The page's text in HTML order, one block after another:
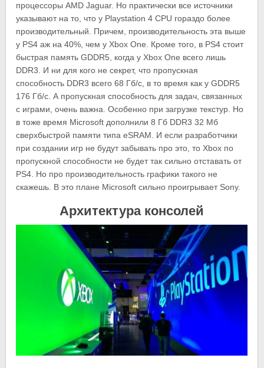
процессоры AMD Jaguar. Но практически все источники
указывают на то, что у Playstation 4 CPU гораздо более
производительный. Причем, производительность эта выше
у PS4 аж на 40%, чем у Xbox One. Кроме того, в PS4 стоит
быстрая память GDDR5, когда у Xbox One всего лишь
DDR3. И ни для кого не секрет, что пропускная
способность DDR3 всего 68 Гб/с, в то время как у GDDR5
176 Гб/с. А пропускная способность для задач, связанных
с играми, очень важна. Особенно при загрузке текстур. Но
в тоже время Microsoft дополнили 8 Гб DDR3 32 Мб
сверхбыстрой памяти типа eSRAM. И если разработчики
при создании игр не будут забывать про это, то Xbox по
пропускной способности не будет так сильно отставать от
PS4. Но про производительность графики такого не
скажешь. В это плане Microsoft сильно проигрывает Sony.
Архитектура консолей